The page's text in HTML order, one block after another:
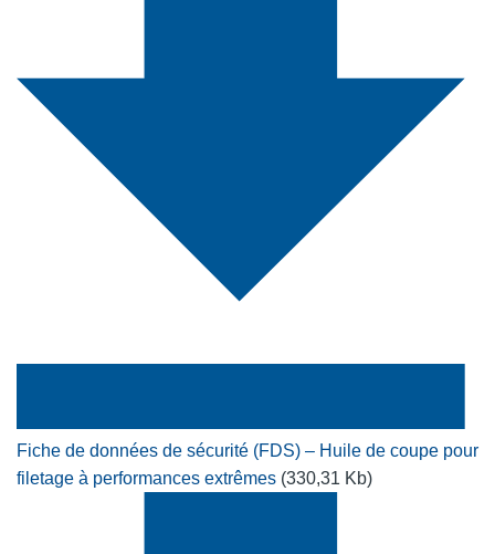
Fiche de données de sécurité (FDS) – Huile de coupe pour
filetage à performances extrêmes (330,31 Kb)